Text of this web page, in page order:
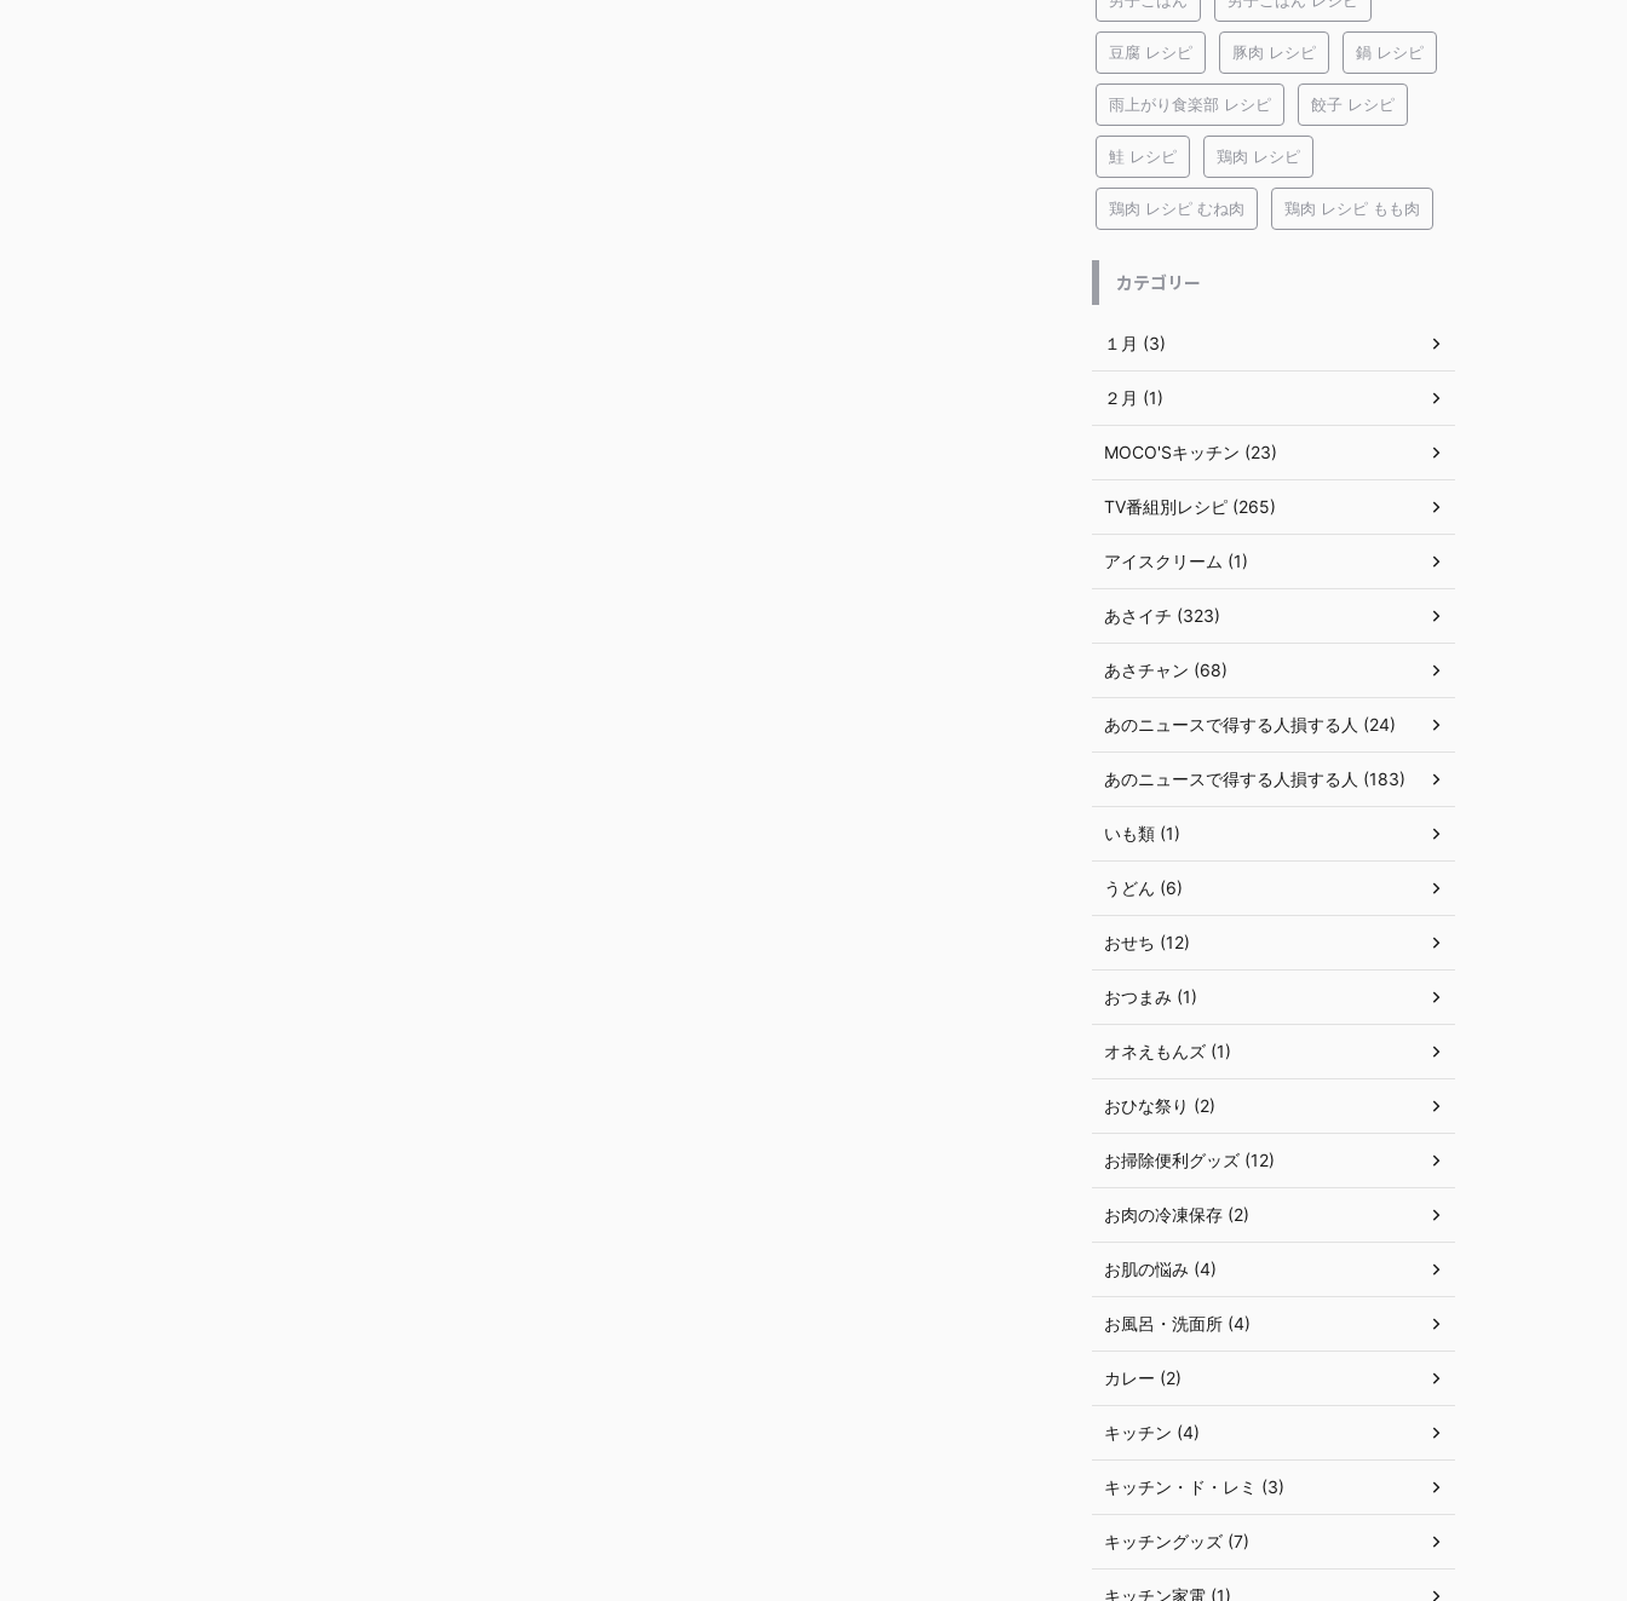
豆腐 レシピ 豚肉 レシピ 鍋 レシピ
雨上がり食楽部 レシピ 餃子 レシピ
鮭 レシピ 鶏肉 レシピ
鶏肉 レシピ むね肉 鶏肉 レシピ もも肉
カテゴリー
１月 (3)
２月 (1)
MOCO'Sキッチン (23)
TV番組別レシピ (265)
アイスクリーム (1)
あさイチ (323)
あさチャン (68)
あのニュースで得する人損する人 (24)
あのニュースで得する人損する人 (183)
いも類 (1)
うどん (6)
おせち (12)
おつまみ (1)
オネえもんズ (1)
おひな祭り (2)
お掃除便利グッズ (12)
お肉の冷凍保存 (2)
お肌の悩み (4)
お風呂・洗面所 (4)
カレー (2)
キッチン (4)
キッチン・ド・レミ (3)
キッチングッズ (7)
キッチン家電 (1)